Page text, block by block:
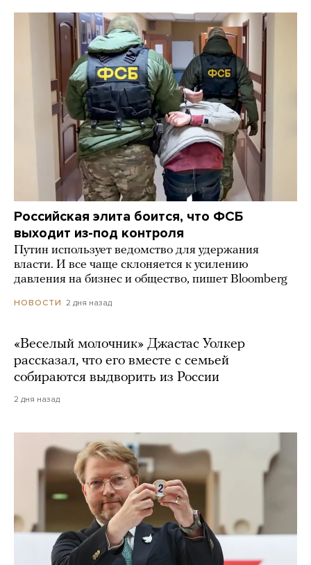
Российская элита боится, что ФСБ
выходит из-под контроля
Путин использует ведомство для удержания
власти. И все чаще склоняется к усилению
давления на бизнес и общество, пишет Bloomberg
НОВОСТИ 2 дня назад
«Веселый молочник» Джастас Уолкер
рассказал, что его вместе с семьей
собираются выдворить из России
2 дня назад